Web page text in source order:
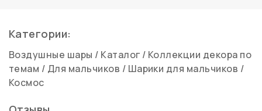
Категории:
Воздушные шары / Каталог / Коллекции декора по
темам / Для мальчиков / Шарики для мальчиков /
Космос